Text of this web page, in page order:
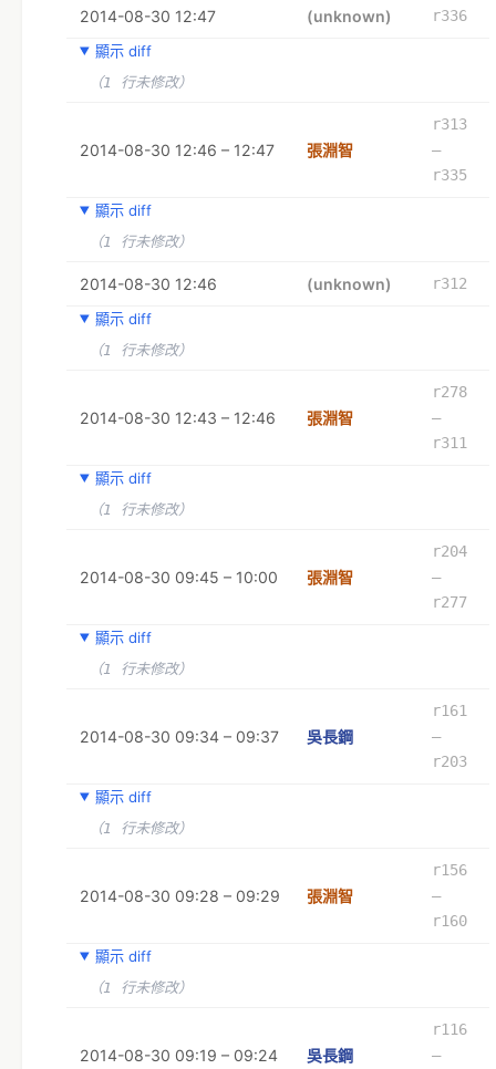
2014-08-30 12:47 (unknown)
r336
顯示 diff
（1 行未修改）
2014-08-30 12:46 – 12:47 張淵智
r313
–
r335
顯示 diff
（1 行未修改）
2014-08-30 12:46 (unknown)
r312
顯示 diff
（1 行未修改）
2014-08-30 12:43 – 12:46 張淵智
r278
–
r311
顯示 diff
（1 行未修改）
2014-08-30 09:45 – 10:00 張淵智
r204
–
r277
顯示 diff
（1 行未修改）
2014-08-30 09:34 – 09:37 吳長鋼
r161
–
r203
顯示 diff
（1 行未修改）
2014-08-30 09:28 – 09:29 張淵智
r156
–
r160
顯示 diff
（1 行未修改）
2014-08-30 09:19 – 09:24 吳長鋼
r116
–